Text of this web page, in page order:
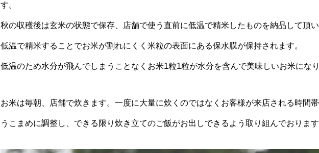
す。
秋の収穫後は玄米の状態で保存、店舗で使う直前に低温で精米したものを納品して頂
低温で精米することでお米が割れにくく米粒の表面にある保水膜が保持されます。
低温のため水分が飛んでしまうことなくお米1粒1粒が水分を含んで美味しいお米にな
お米は毎朝、店舗で炊きます。一度に大量に炊くのではなくお客様が来店される時間
うこまめに調整し、できる限り炊き立てのご飯がお出しできるよう取り組んでおりま